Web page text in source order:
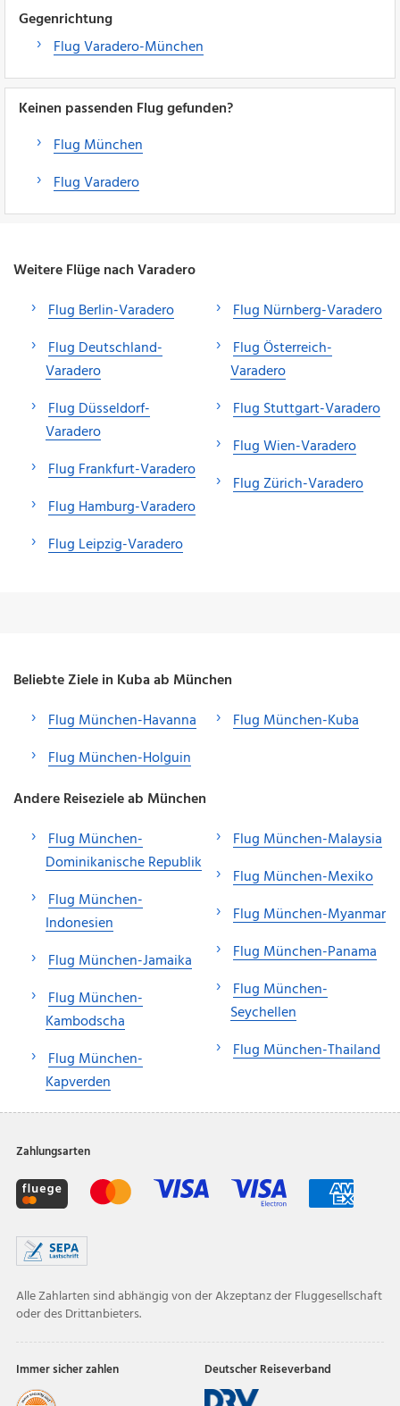
Gegenrichtung
Flug Varadero-München
Keinen passenden Flug gefunden?
Flug München
Flug Varadero
Weitere Flüge nach Varadero
Flug Berlin-Varadero
Flug Deutschland-
Varadero
Flug Düsseldorf-
Varadero
Flug Frankfurt-Varadero
Flug Hamburg-Varadero
Flug Leipzig-Varadero
Flug Nürnberg-Varadero
Flug Österreich-
Varadero
Flug Stuttgart-Varadero
Flug Wien-Varadero
Flug Zürich-Varadero
Beliebte Ziele in Kuba ab München
Flug München-Havanna
Flug München-Holguin
Flug München-Kuba
Andere Reiseziele ab München
Flug München-
Dominikanische Republik
Flug München-
Indonesien
Flug München-Jamaika
Flug München-
Kambodscha
Flug München-
Kapverden
Flug München-Malaysia
Flug München-Mexiko
Flug München-Myanmar
Flug München-Panama
Flug München-
Seychellen
Flug München-Thailand